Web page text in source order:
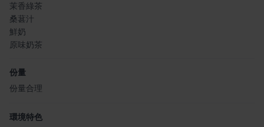
茉香綠茶
桑葚汁
鮮奶
原味奶茶
份量
份量合理
環境特色